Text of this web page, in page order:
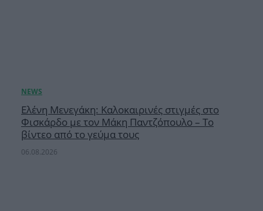
Ελένη Μενεγάκη: Καλοκαιρινές στιγμές στο
Φισκάρδο με τον Μάκη Παντζόπουλο – Το
βίντεο από το γεύμα τους
06.08.2026